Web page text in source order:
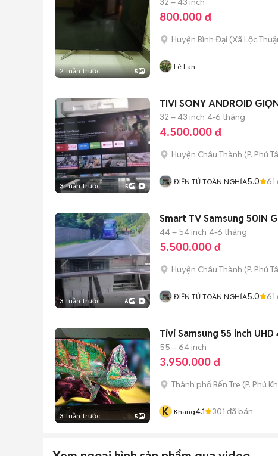
2 tuần trước 5
800.000 đ
Huyện Bình Đại (Xã Lộc
Lê Lan
3 tuần trước 5
TIVI SONY ANDROID
32 – 43 inch 4-6 tháng
4.500.000 đ
Huyện Châu Thành (P. Phú
ĐIỆN TỬ TOÀN NGHĨA5.0 61
3 tuần trước 6
Smart TV Samsung 50IN
44 – 54 inch 4-6 tháng
5.500.000 đ
Huyện Châu Thành (P. Phú
ĐIỆN TỬ TOÀN NGHĨA5.0 61
3 tuần trước 5
Tivi Samsung 55 inch
55 – 64 inch
3.950.000 đ
Thành phố Bến Tre (P. Phú
K Khang4.1 301 đã bán